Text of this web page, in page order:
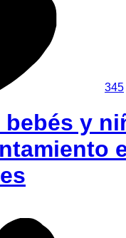
345
bebés y